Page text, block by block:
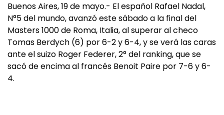
Buenos Aires, 19 de mayo.- El español Rafael Nadal,
N°5 del mundo, avanzó este sábado a la final del
Masters 1000 de Roma, Italia, al superar al checo
Tomas Berdych (6) por 6-2 y 6-4, y se verá las caras
ante el suizo Roger Federer, 2° del ranking, que se
sacó de encima al francés Benoit Paire por 7-6 y 6-
4.